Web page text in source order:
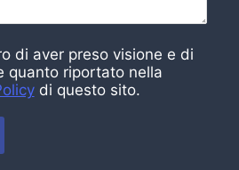
di aver preso visione e di
quanto riportato nella
di questo sito.